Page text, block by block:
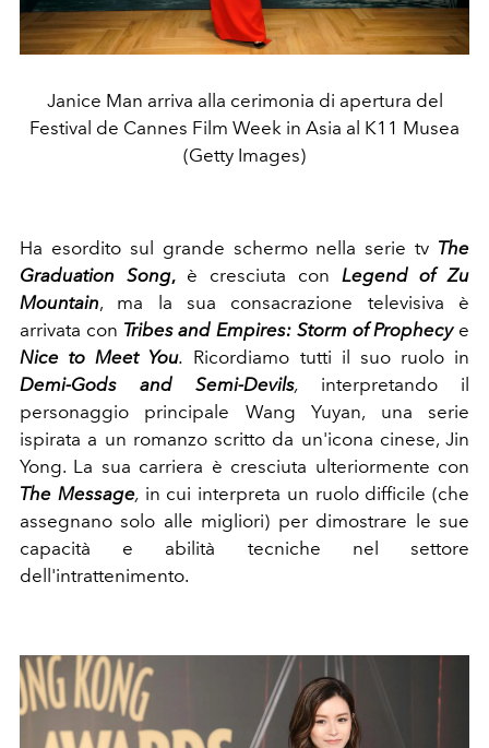
Janice Man arriva alla cerimonia di apertura del
Festival de Cannes Film Week in Asia al K11 Musea
(Getty Images)
Ha esordito sul grande schermo nella serie tv The
Graduation Song,è cresciuta con Legend of Zu
Mountain, ma la sua consacrazione televisiva è
arrivata con Tribes and Empires: Storm of Prophecy e
Nice to Meet You. Ricordiamo tutti il ​​suo ruolo in
Demi-Gods
and Semi-Devils, interpretando il
personaggio principale Wang Yuyan, una serie
ispirata a un romanzo scritto da un'icona cinese, Jin
Yong. La sua carriera è cresciuta ulteriormente con
The Message, in cui interpreta un ruolo difficile (che
assegnano solo alle migliori) per dimostrare le sue
capacità e abilità tecniche nel settore
dell'intrattenimento.